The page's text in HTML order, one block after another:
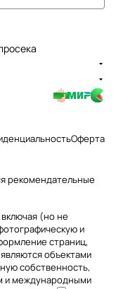
Оферта
рекомендательные
(но не
и
страниц,
объектами
собственность,
и международными